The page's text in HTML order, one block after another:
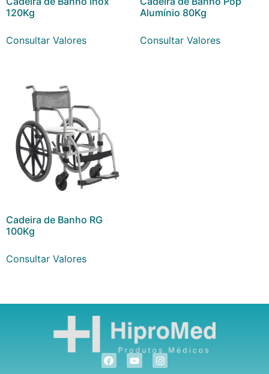
120Kg
Consultar Valores
Alumínio 80Kg
Consultar Valores
Cadeira de Banho RG
100Kg
Consultar Valores